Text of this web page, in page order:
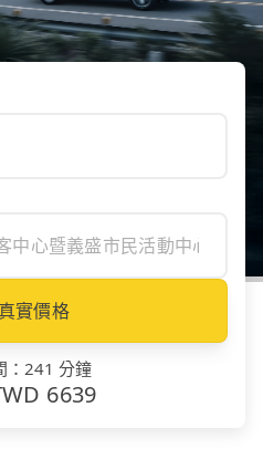
實價格
： 241 分鐘
6639